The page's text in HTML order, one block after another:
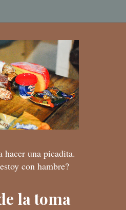
hacer una picadita.
con hambre?
la toma